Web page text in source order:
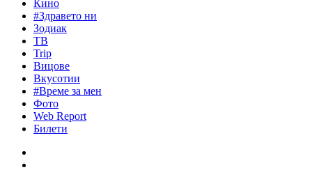
Кино
#Здравето ни
Зодиак
ТВ
Trip
Вицове
Вкусотии
#Време за мен
Фото
Web Report
Билети